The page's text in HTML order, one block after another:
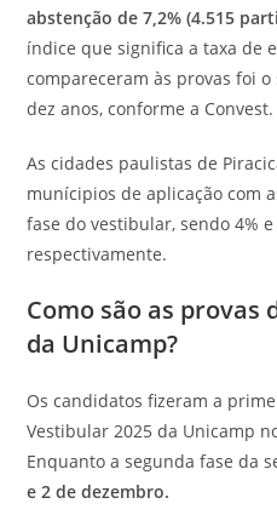
abstenção de 7,2% (4.515
índice que significa a taxa de
compareceram às provas foi
dez anos, conforme a Convest.
As cidades paulistas de
munícipios de aplicação com
fase do vestibular, sendo 4%
respectivamente.
Como são as provas
da Unicamp?
Os candidatos fizeram a
Vestibular 2025 da Unicamp
Enquanto a segunda fase da
e 2 de dezembro.